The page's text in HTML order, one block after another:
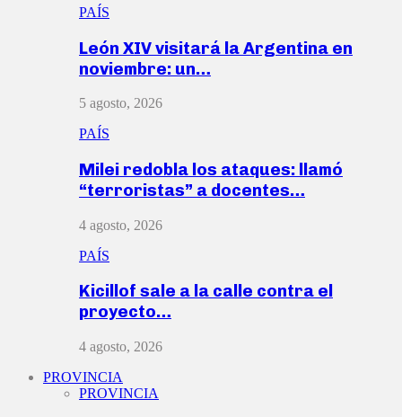
PAÍS
León XIV visitará la Argentina en
noviembre: un…
5 agosto, 2026
PAÍS
Milei redobla los ataques: llamó
“terroristas” a docentes…
4 agosto, 2026
PAÍS
Kicillof sale a la calle contra el
proyecto…
4 agosto, 2026
PROVINCIA
PROVINCIA